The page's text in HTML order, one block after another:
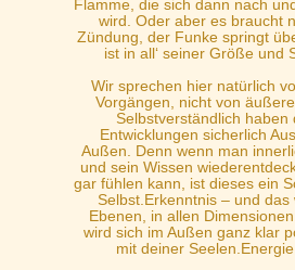
Flamme, die sich dann nach
wird. Oder aber es braucht
Zündung, der Funke springt
ist in all‘ seiner Größe und
Wir sprechen hier natürlich
Vorgängen, nicht von
Selbstverständlich haben
Entwicklungen sicherlich
Außen. Denn wenn man
und sein Wissen
gar fühlen kann, ist dieses ein
Selbst.Erkenntnis – und das
Ebenen, in allen
wird sich im Außen ganz klar
mit deiner Seelen.Energie